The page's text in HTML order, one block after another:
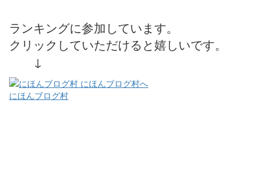
ランキングに参加しています。
クリックしていただけると嬉しいです。
↓
にほんブログ村